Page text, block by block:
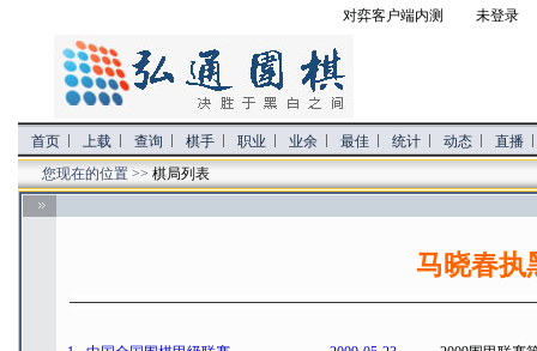
对弈客户端内测 未登录
首页 上载 查询 棋手 职业 业余 最佳 统计 动态
直播
您现在的位置 >> 棋局列表
马晓春执